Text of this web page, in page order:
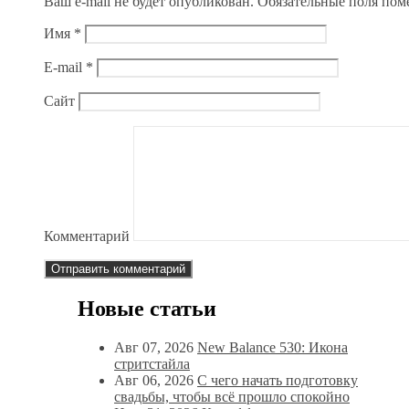
Имя *
E-mail *
Сайт
Комментарий
Новые статьи
Авг 07, 2026 New Balance 530: Икона
стритстайла
Авг 06, 2026 С чего начать подготовку
свадьбы, чтобы всё прошло спокойно